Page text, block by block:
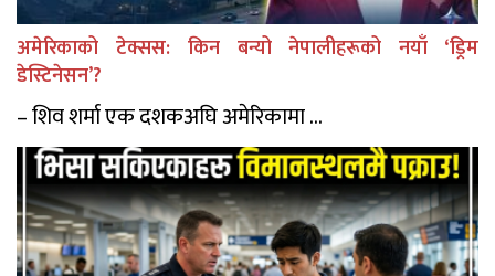
अमेरिकाको टेक्सस: किन बन्यो नेपालीहरूको नयाँ ‘ड्रिम
डेस्टिनेसन’?
– शिव शर्मा एक दशकअघि अमेरिकामा ...